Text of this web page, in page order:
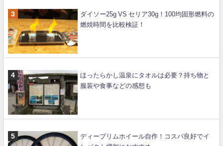
ダイソー25g VS セリア30g！100均固形燃料の
燃焼時間を比較検証！
ほったらかし温泉にタオルは必要？持ち物と
服装や食事などの感想も
ディープリムホイール自作！コスパ良好でイ